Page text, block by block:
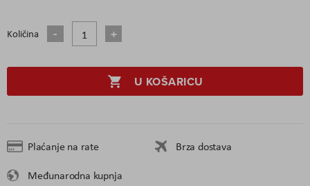
Količina
U KOŠARICU
Plaćanje na rate
Brza dostava
Međunarodna kupnja